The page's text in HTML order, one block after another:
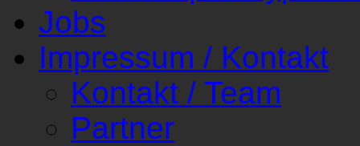
Jobs
Impressum / Kontakt
Kontakt / Team
Partner